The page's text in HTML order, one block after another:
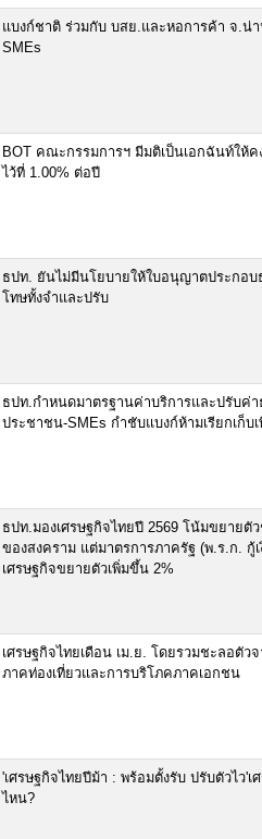
แบงก์ชาติ ร่วมกับ บสย.และหอการค้า จ.น่
SMEs
BOT คณะกรรมการฯ มีมติเป็นเอกฉันท์ให้ค
ไว้ที่ 1.00% ต่อปี
ธปท. ยันไม่มีนโยบายให้ใบอนุญาตประกอ
โทษทั้งจำและปรับ
ธปท.กำหนดมาตรฐานค่าบริการและปรับค่า
ประชาชน-SMEs กำชับแบงก์ห้ามเรียกเก็บ
ธปท.มองเศรษฐกิจไทยปี 2569 โน้มขยายตั
ของสงคราม แต่มาตรการภาครัฐ (พ.ร.ก. กู้
เศรษฐกิจขยายตัวเพิ่มขึ้น 2%
เศรษฐกิจไทยเดือน เม.ย. โดยรวมชะลอตัว
ภาคท่องเที่ยวและการบริโภคภาคเอกชน
'เศรษฐกิจไทยปีม้า : พร้อมตั้งรับ ปรับตัวไว'เ
ไหน?